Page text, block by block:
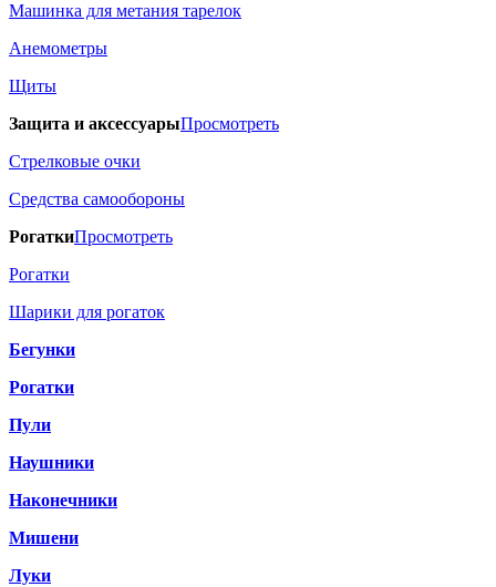
Машинка для метания тарелок
Анемометры
Щиты
Защита и аксессуарыПросмотреть
Стрелковые очки
Средства самообороны
РогаткиПросмотреть
Рогатки
Шарики для рогаток
Бегунки
Рогатки
Пули
Наушники
Наконечники
Мишени
Луки